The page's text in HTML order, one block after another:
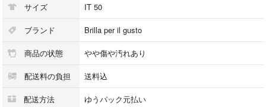
【素材】表地：毛89％、絹6％、カシミヤ5％ 裏地・袖裏地：キュプラ10
0％
【状態ランク】 中古B
【状態について】特筆すべき汚れやダメージはございませんが、やや使用
感がございます。
サイズ IT 50
ブランド Brilla per il gusto
商品の状態 やや傷や汚れあり
配送料の負担 送料込
配送方法 ゆうパック元払い